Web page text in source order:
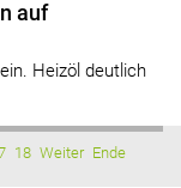
auf
Heizöl deutlich
18 Weiter Ende